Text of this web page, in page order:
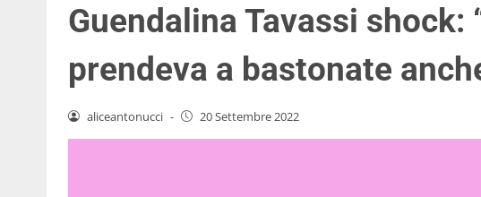
Guendalina Tavassi shock:
prendeva a bastonate
aliceantonucci - 20 Settembre 2022